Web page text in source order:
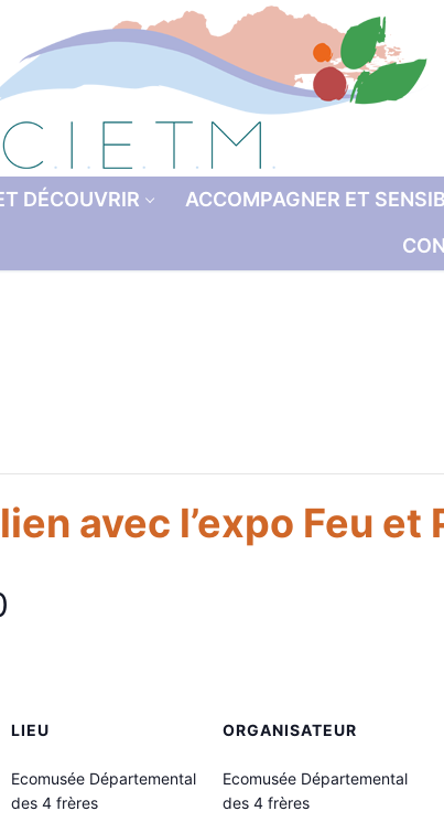
DÉCOUVRIR ACCOMPAGNER ET
avec l’expo Feu et
LIEU
Ecomusée Départemental
des 4 frères
ORGANISATEUR
Ecomusée Départemental
des 4 frères